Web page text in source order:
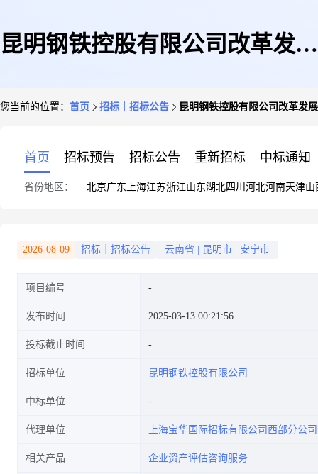
昆明钢铁控股有限公司改革发展
您当前的位置： 首页 招标｜招标公告 昆明钢铁控股有限公司改革发
首页 招标预告 招标公告 重新招标 中标通知
省份地区： 北京广东 上海江苏浙江山东湖北四川 河北河南天津山
2026-08-09 招标｜招标公告 云南省 昆明市 安宁市
项目编号
发布时间 2025-03-13 00:21:56
投标截止时间
招标单位 昆明钢铁控股有限公司
中标单位
代理单位 上海宝华国际招标有限公司西部分公司
相关产品 企业资产评估咨询服务